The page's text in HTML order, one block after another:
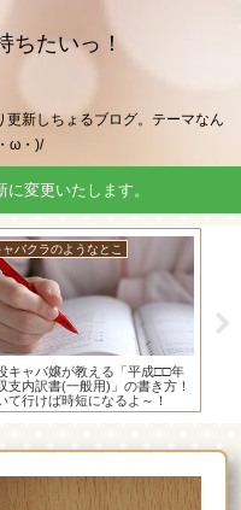
ちたいっ！
新しちょるブログ。テーマなん
ω・)/
変更いたします。
ャバクラのようなとこ
キャバ嬢が教える「平成□□年
支内訳書(一般用)」の書き方！
て行けば時短になるよ～！